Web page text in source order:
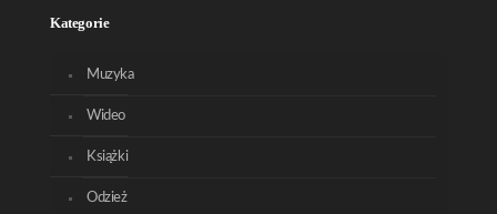
Kategorie
Muzyka
Wideo
Książki
Odzież